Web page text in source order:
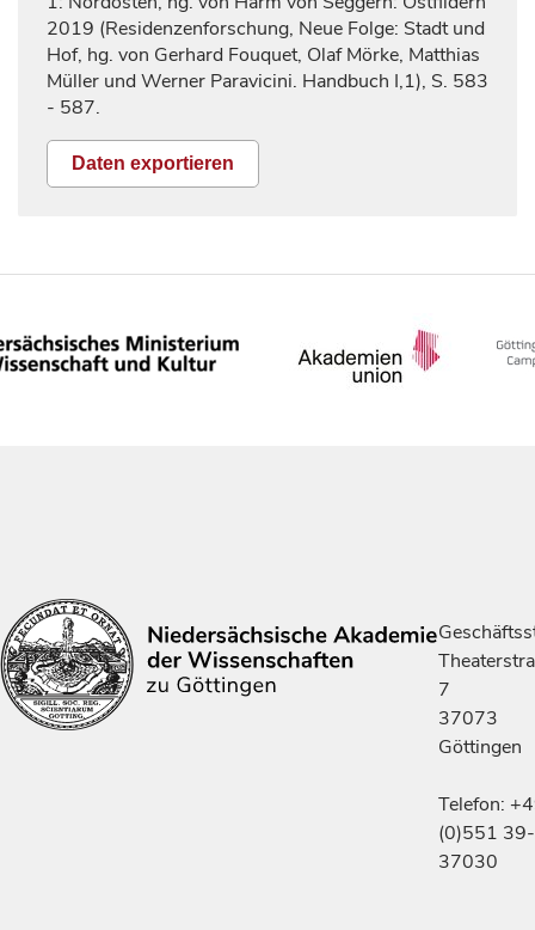
2019 (Residenzenforschung, Neue Folge: Stadt und
Hof, hg. von Gerhard Fouquet, Olaf Mörke, Matthias
Müller und Werner Paravicini. Handbuch I,1), S. 583
- 587.
Daten exportieren
7
37073
Göttingen
Telefon:
(0)551 39-
37030